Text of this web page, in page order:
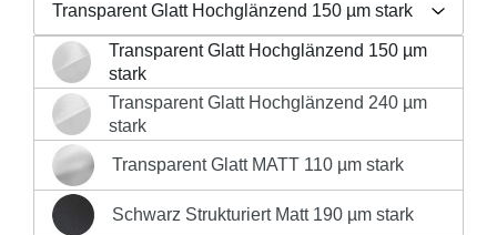
Transparent Glatt Hochglänzend 150 µm stark
Transparent Glatt Hochglänzend 150 µm
stark
Transparent Glatt Hochglänzend 150 µm stark
Transparent Glatt Hochglänzend 240 µm
stark
Transparent Glatt Hochglänzend 240 µm stark
Transparent Glatt MATT 110 µm stark
Transparent Glatt MATT 110 µm stark
Schwarz Strukturiert Matt 190 µm stark
Schwarz Strukturiert Matt 190 µm stark
Regulärer Preis:
19,90 €
Preise inkl. MwSt. zzgl. Versandkosten
Produkt Anzahl: Gib den gewünschten
IN DEN WARENKORB